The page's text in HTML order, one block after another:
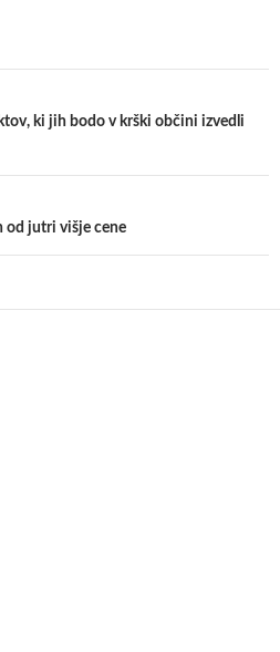
ki jih bodo v krški občini izvedli
od jutri višje cene